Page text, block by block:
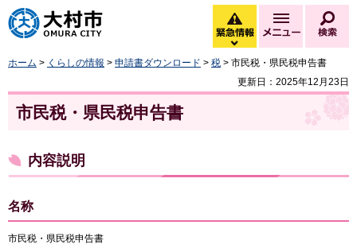
大村市
緊急情報
緊急情報を開く
メニュー
ホーム > くらしの情報 > 申請書ダウンロード > 税 > 市民税・県民税申告書
更新日：2025年12月23日
市民税・県民税申告書
内容説明
名称
市民税・県民税申告書